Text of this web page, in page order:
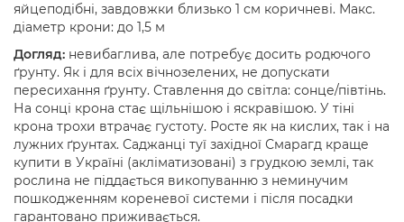
яйцеподібні, завдовжки близько 1 см коричневі. Макс.
діаметр крони: до 1,5 м
Догляд: невибаглива, але потребує досить родючого
ґрунту. Як і для всіх вічнозелених, не допускати
пересихання ґрунту. Ставлення до світла: сонце/півтінь.
На сонці крона стає щільнішою і яскравішою. У тіні
крона трохи втрачає густоту. Росте як на кислих, так і на
лужних ґрунтах. Саджанці туї західної Смарагд краще
купити в Україні (акліматизовані) з грудкою землі, так
рослина не піддається викопуванню з неминучим
пошкодженням кореневої системи і після посадки
гарантовано приживається.